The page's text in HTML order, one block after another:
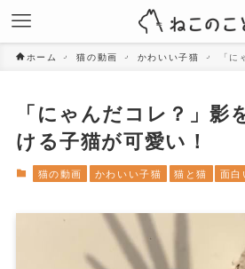
ホーム 猫の動画 かわいい子猫 「
「にゃんだコレ？」影
ける子猫が可愛い！
猫の動画 かわいい子猫 猫と猫 面白